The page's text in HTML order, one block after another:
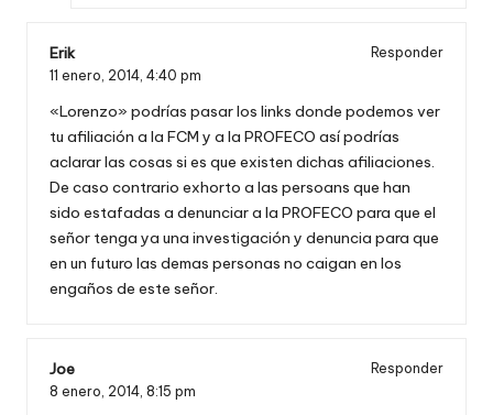
Erik
Responder
11 enero, 2014, 4:40 pm
«Lorenzo» podrías pasar los links donde podemos ver
tu afiliación a la FCM y a la PROFECO así podrías
aclarar las cosas si es que existen dichas afiliaciones.
De caso contrario exhorto a las persoans que han
sido estafadas a denunciar a la PROFECO para que el
señor tenga ya una investigación y denuncia para que
en un futuro las demas personas no caigan en los
engaños de este señor.
Joe
Responder
8 enero, 2014, 8:15 pm